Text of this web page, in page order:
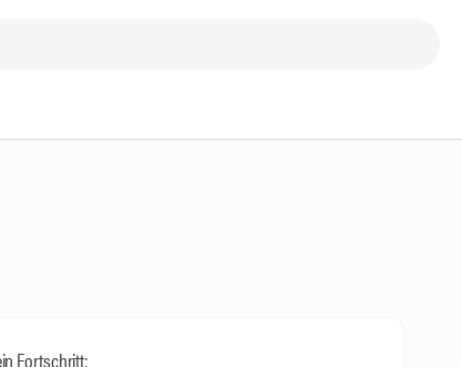
Fortschritt: